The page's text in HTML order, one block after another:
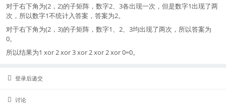
对于右下角为(2，2)的子矩阵，数字2、3各出现一次，但是数字1出现了两
次，所以数字1不统计入答案，答案为2。
对于右下角为(2，3)的子矩阵，数字1、2、3均出现了两次，所以答案为
0。
所以结果为1 xor 2 xor 3 xor 2 xor 2 xor 0=0。
登录后递交
讨论